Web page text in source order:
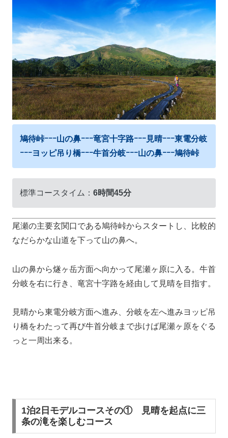
鳩待峠ｰｰｰ山の鼻ｰｰｰ竜宮十字路ｰｰｰ見晴ｰｰｰ東電分岐
ｰｰｰヨッピ吊り橋ｰｰｰ牛首分岐ｰｰｰ山の鼻ｰｰｰ鳩待峠
標準コースタイム： 6時間45分
尾瀬の主要玄関口である鳩待峠からスタートし、比較的
なだらかな山道を下って山の鼻へ。
山の鼻から燧ヶ岳方面へ向かって尾瀬ヶ原に入る。牛首
分岐を右に行き、竜宮十字路を経由して見晴を目指す。
見晴から東電分岐方面へ進み、分岐を左へ進みヨッピ吊
り橋をわたって再び牛首分岐まで歩けば尾瀬ヶ原をぐる
っと一周出来る。
1泊2日モデルコースその① 見晴を起点に三
条の滝を楽しむコース